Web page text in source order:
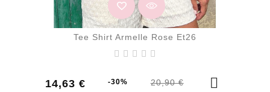
Tee Shirt Armelle Rose Et26
14,63 €
Prix
-30% 20,90 €
Prix